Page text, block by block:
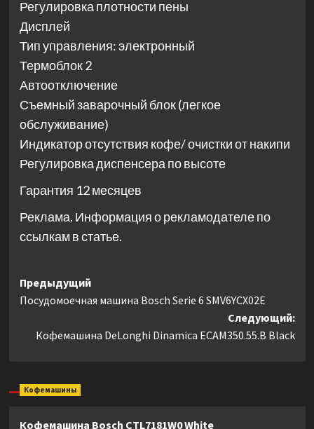
Регулировка плотности пены
Дисплей
Тип управления: электронный
Термоблок 2
Автоотключение
Съемный заварочный блок (легкое
обслуживание)
Индикатор отсутствия кофе/ очистки от накипи
Регулировка диспенсера по высоте
Гарантия 12 месяцев
Реклама. Информация о рекламодателе по
ссылкам в статье.
Навигация
записи
Предыдущий
Посудомоечная машина Bosch Serie 6 SMV6YCX02E
Следующий:
Кофемашина DeLonghi Dinamica ECAM350.55.B Black
Кофемашины
Кофемашина Bosch CTL7181W0 White